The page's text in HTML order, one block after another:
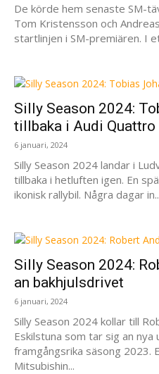
De körde hem senaste SM-
Tom Kristensson och
startlinjen i SM-premiären. I
Silly Season 2024:
tillbaka i Audi Quattro
6 januari, 2024
Silly Season 2024 landar i
tillbaka i hetluften igen. En
ikonisk rallybil. Några dagar
Silly Season 2024:
an bakhjulsdrivet
6 januari, 2024
Silly Season 2024 kollar till
Eskilstuna som tar sig an
framgångsrika säsong 2023.
Mitsubishin...